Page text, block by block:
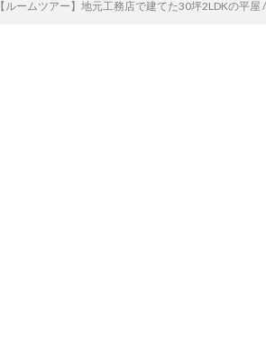
【ルームツアー】地元工務店で建てた30坪2LDKの平